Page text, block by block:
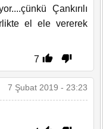
Çankırılı
el ele vererek
7
7 Şubat 2019 - 23:23